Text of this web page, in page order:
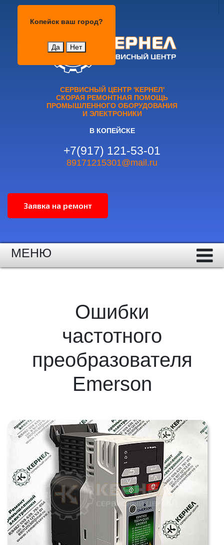
Копейск ваш город?
Да Нет
СЕРВИСНЫЙ ЦЕНТР 'КЕРНЕЛ'
СКОРАЯ РЕМОНТНАЯ ПОМОЩЬ
ПРОМЫШЛЕННОГО ОБОРУДОВАНИЯ
И ЭЛЕКТРОНИКИ
В КОПЕЙСКЕ
+7(917) 121-53-01
89171215301@mail.ru
МЕНЮ
Ошибки
частотного
преобразователя
Emerson